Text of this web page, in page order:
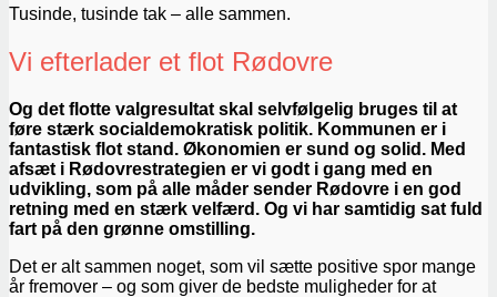
Tusinde, tusinde tak – alle sammen.
Vi efterlader et flot Rødovre
Og det flotte valgresultat skal selvfølgelig bruges til at
føre stærk socialdemokratisk politik. Kommunen er i
fantastisk flot stand. Økonomien er sund og solid. Med
afsæt i Rødovrestrategien er vi godt i gang med en
udvikling, som på alle måder sender Rødovre i en god
retning med en stærk velfærd. Og vi har samtidig sat fuld
fart på den grønne omstilling.
Det er alt sammen noget, som vil sætte positive spor mange
år fremover – og som giver de bedste muligheder for at